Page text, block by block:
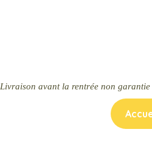
Livraison avant la rentrée non